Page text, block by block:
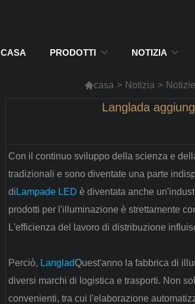
CASA PRODOTTI NOTIZIA
casa > Notizia >
Langlada
Con il continuo sviluppo della scienza e
tradizionali e sono diventate una parte
di Lampade LED è diventata anche
prodotti per l'illuminazione è strettamente
L'efficienza del lavoro di distribuzione
Perciò, LangladQuest'anno la fabbrica di
diversi marchi di logistica e trasporti. Non
convenienti, tra cui l'elaborazione